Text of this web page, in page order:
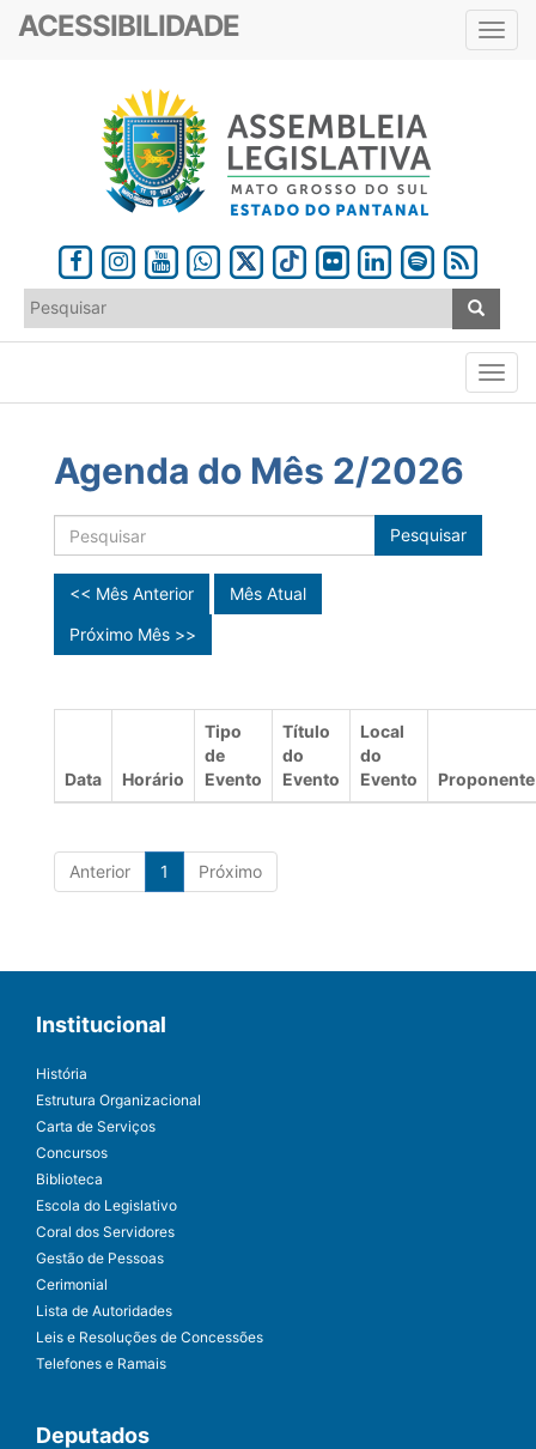
ACESSIBILIDADE
Agenda do Mês 2/2026
Pesquisar
<< Mês Anterior
Mês Atual
Próximo Mês >>
Data Horário
Tipo
de
Evento
Título
do
Evento
Local
do
Evento
Proponente
Anterior 1 Próximo
Institucional
História
Estrutura Organizacional
Carta de Serviços
Concursos
Biblioteca
Escola do Legislativo
Coral dos Servidores
Gestão de Pessoas
Cerimonial
Lista de Autoridades
Leis e Resoluções de Concessões
Telefones e Ramais
Deputados